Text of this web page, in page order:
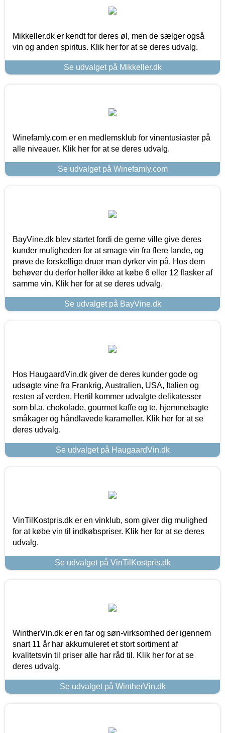
Mikkeller.dk er kendt for deres øl, men de sælger også
vin og anden spiritus. Klik her for at se deres udvalg.
Se udvalget på Mikkeller.dk
Winefamly.com er en medlemsklub for vinentusiaster på
alle niveauer. Klik her for at se deres udvalg.
Se udvalget på Winefamly.com
BayVine.dk blev startet fordi de gerne ville give deres
kunder muligheden for at smage vin fra flere lande, og
prøve de forskellige druer man dyrker vin på. Hos dem
behøver du derfor heller ikke at købe 6 eller 12 flasker af
samme vin. Klik her for at se deres udvalg.
Se udvalget på BayVine.dk
Hos HaugaardVin.dk giver de deres kunder gode og
udsøgte vine fra Frankrig, Australien, USA, Italien og
resten af verden. Hertil kommer udvalgte delikatesser
som bl.a. chokolade, gourmet kaffe og te, hjemmebagte
småkager og håndlavede karameller. Klik her for at se
deres udvalg.
Se udvalget på HaugaardVin.dk
VinTilKostpris.dk er en vinklub, som giver dig mulighed
for at købe vin til indkøbspriser. Klik her for at se deres
udvalg.
Se udvalget på VinTilKostpris.dk
WintherVin.dk er en far og søn-virksomhed der igennem
snart 11 år har akkumuleret et stort sortiment af
kvalitetsvin til priser alle har råd til. Klik her for at se
deres udvalg.
Se udvalget på WintherVin.dk